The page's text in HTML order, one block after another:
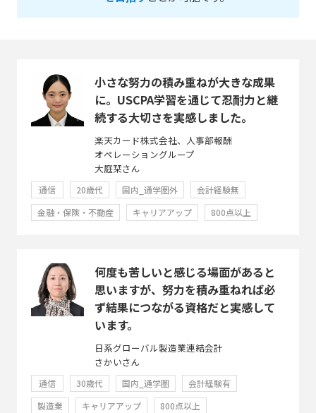
小さな努力の積み重ねが大きな成果
に。USCPA学習を通じて忍耐力と継
続する大切さを実感しました。
楽天カード株式会社、人事部報酬
オペレーショングループ
大庭栞さん
通信 20歳代 国内_通学圏外
会計経験無
金融・保険・不動産
キャリアアップ 800点以上
何度も苦しいと感じる場面があると
思いますが、努力を積み重ねれば必
ず結果につながる資格だと実感して
います。
日系グローバル製造業連結会計
さかいさん
通信 30歳代 国内_通学圏
会計経験有
製造業
キャリアアップ 800点以上